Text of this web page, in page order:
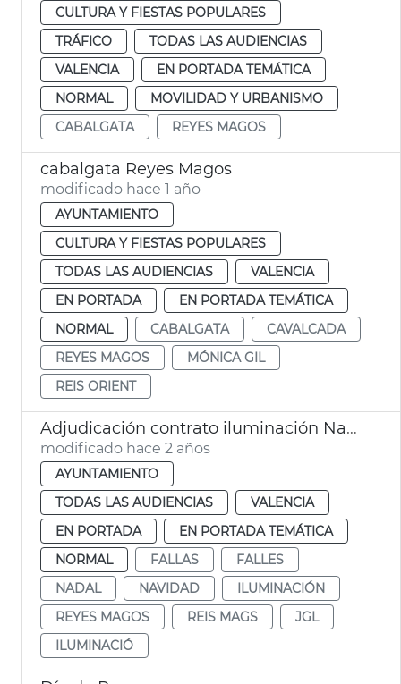
CULTURA Y FIESTAS POPULARES
TRÁFICO
TODAS LAS AUDIENCIAS
VALENCIA
EN PORTADA TEMÁTICA
NORMAL
MOVILIDAD Y URBANISMO
CABALGATA
REYES MAGOS
cabalgata Reyes Magos
modificado hace 1 año
AYUNTAMIENTO
CULTURA Y FIESTAS POPULARES
TODAS LAS AUDIENCIAS
VALENCIA
EN PORTADA
EN PORTADA TEMÁTICA
NORMAL
CABALGATA
CAVALCADA
REYES MAGOS
MÓNICA GIL
REIS ORIENT
Adjudicación contrato iluminación Navidad, Reyes y Fallas
modificado hace 2 años
AYUNTAMIENTO
TODAS LAS AUDIENCIAS
VALENCIA
EN PORTADA
EN PORTADA TEMÁTICA
NORMAL
FALLAS
FALLES
NADAL
NAVIDAD
ILUMINACIÓN
REYES MAGOS
REIS MAGS
JGL
ILUMINACIÓ